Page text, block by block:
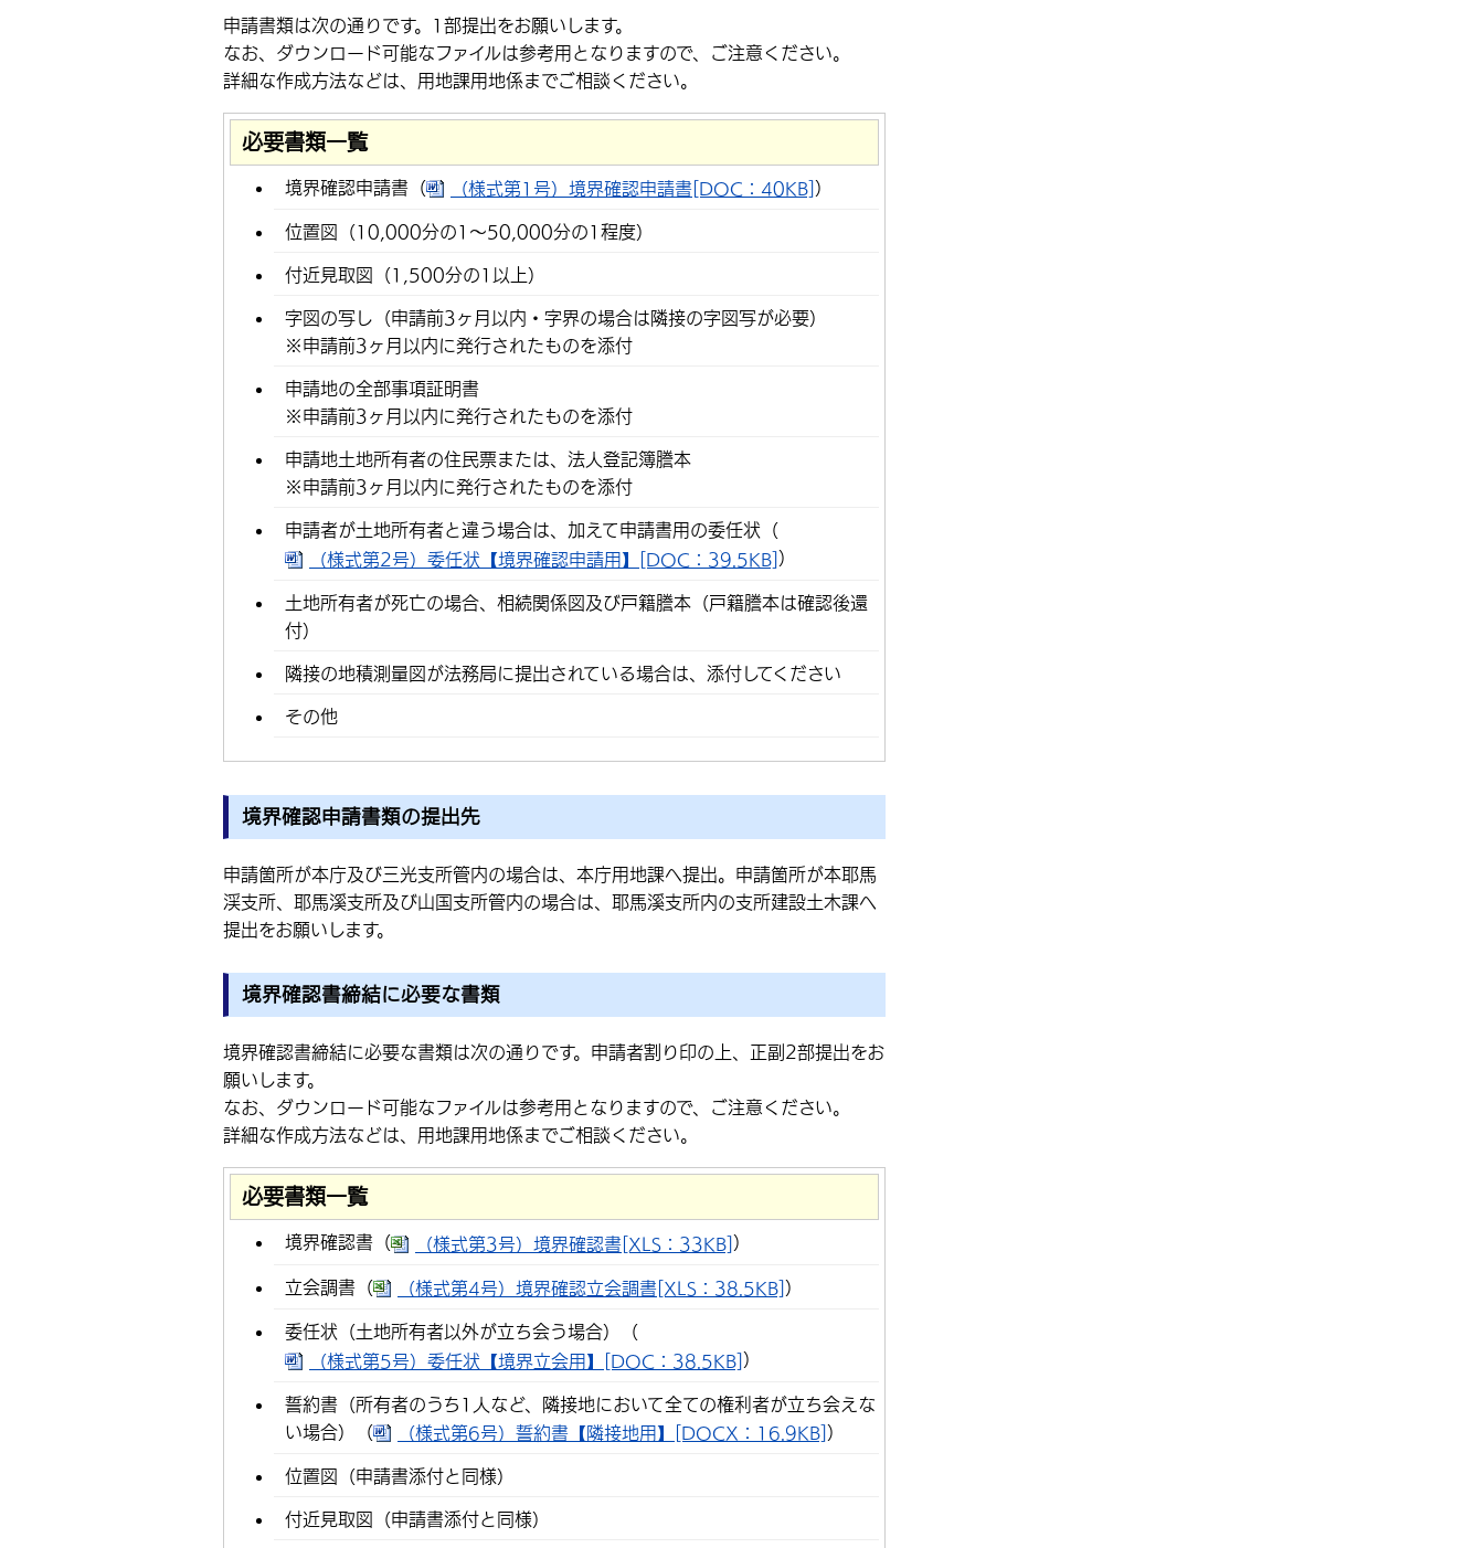
申請書類は次の通りです。1部提出をお願いします。
なお、ダウンロード可能なファイルは参考用となりますので、ご注意ください。
詳細な作成方法などは、用地課用地係までご相談ください。
必要書類一覧
境界確認申請書（ （様式第1号）境界確認申請書[DOC：40KB] ）
位置図（10,000分の1～50,000分の1程度）
付近見取図（1,500分の1以上）
字図の写し（申請前3ヶ月以内・字界の場合は隣接の字図写が必要）
※申請前3ヶ月以内に発行されたものを添付
申請地の全部事項証明書
※申請前3ヶ月以内に発行されたものを添付
申請地土地所有者の住民票または、法人登記簿謄本
※申請前3ヶ月以内に発行されたものを添付
申請者が土地所有者と違う場合は、加えて申請書用の委任状（
（様式第2号）委任状【境界確認申請用】[DOC：39.5KB] ）
土地所有者が死亡の場合、相続関係図及び戸籍謄本（戸籍謄本は確認後還
付）
隣接の地積測量図が法務局に提出されている場合は、添付してください
その他
境界確認申請書類の提出先
申請箇所が本庁及び三光支所管内の場合は、本庁用地課へ提出。申請箇所が本耶馬
渓支所、耶馬溪支所及び山国支所管内の場合は、耶馬溪支所内の支所建設土木課へ
提出をお願いします。
境界確認書締結に必要な書類
境界確認書締結に必要な書類は次の通りです。申請者割り印の上、正副2部提出をお
願いします。
なお、ダウンロード可能なファイルは参考用となりますので、ご注意ください。
詳細な作成方法などは、用地課用地係までご相談ください。
必要書類一覧
境界確認書（ （様式第3号）境界確認書[XLS：33KB] ）
立会調書（ （様式第4号）境界確認立会調書[XLS：38.5KB] ）
委任状（土地所有者以外が立ち会う場合）（
（様式第5号）委任状【境界立会用】[DOC：38.5KB] ）
誓約書（所有者のうち1人など、隣接地において全ての権利者が立ち会えな
い場合）（
（様式第6号）誓約書【隣接地用】[DOCX：16.9KB] ）
位置図（申請書添付と同様）
付近見取図（申請書添付と同様）